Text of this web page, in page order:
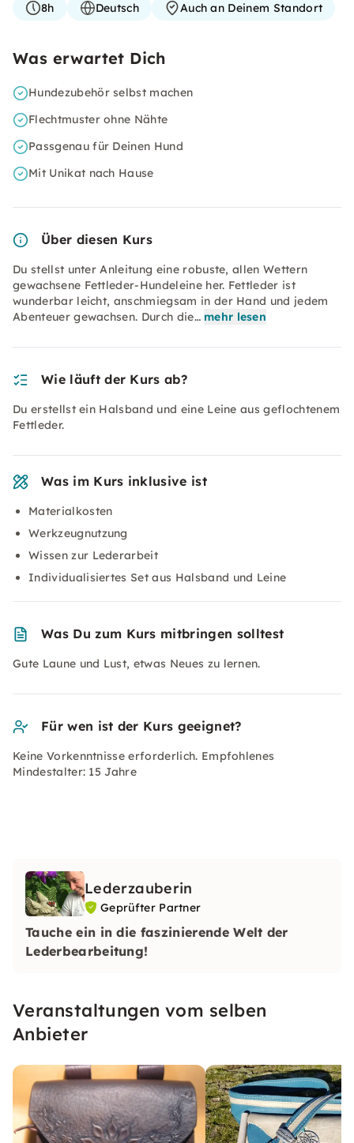
8h Deutsch Auch an Deinem Standort
Was erwartet Dich
Hundezubehör selbst machen
Flechtmuster ohne Nähte
Passgenau für Deinen Hund
Mit Unikat nach Hause
Über diesen Kurs
Du stellst unter Anleitung eine robuste, allen Wettern
gewachsene Fettleder-Hundeleine her. Fettleder ist
wunderbar leicht, anschmiegsam in der Hand und jedem
Abenteuer gewachsen. Durch die… mehr lesen
Wie läuft der Kurs ab?
Du erstellst ein Halsband und eine Leine aus geflochtenem
Fettleder.
Was im Kurs inklusive ist
Materialkosten
Werkzeugnutzung
Wissen zur Lederarbeit
Individualisiertes Set aus Halsband und Leine
Was Du zum Kurs mitbringen solltest
Gute Laune und Lust, etwas Neues zu lernen.
Für wen ist der Kurs geeignet?
Keine Vorkenntnisse erforderlich. Empfohlenes
Mindestalter: 15 Jahre
Lederzauberin
Geprüfter Partner
Tauche ein in die faszinierende Welt der
Lederbearbeitung!
Veranstaltungen vom selben
Anbieter